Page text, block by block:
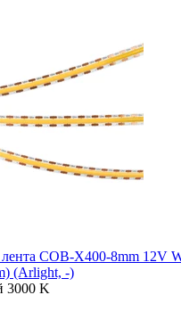
COB-X400-8mm 12V
(Arlight, -)
3000 K